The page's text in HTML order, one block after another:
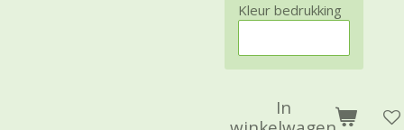
Kleur bedrukking
In